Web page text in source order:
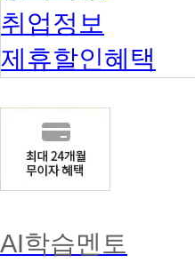
육
교
대
면
목
100%
전
액
환
도
입
취업정보
제휴할인혜택
AI학습멘토